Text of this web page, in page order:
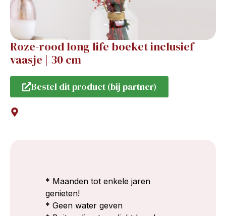
Roze-rood long life boeket inclusief
vaasje | 30 cm
Bestel dit product (bij partner)
* Maanden tot enkele jaren
genieten!
* Geen water geven